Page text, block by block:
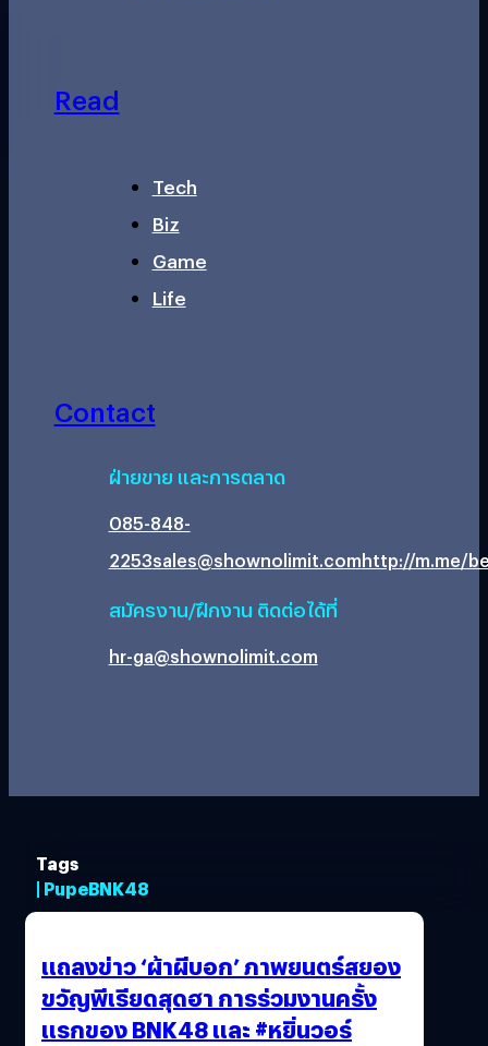
Read
Tech
Biz
Game
Life
Contact
ฝ่ายขาย และการตลาด
085-848-
2253sales@shownolimit.comhttp://m.me/
สมัครงาน/ฝึกงาน ติดต่อได้ที่
hr-ga@shownolimit.com
Tags
| PupeBNK48
แถลงข่าว ‘ผ้าผีบอก’ ภาพยนตร์สยอง
ขวัญพีเรียดสุดฮา การร่วมงานครั้ง
แรกของ BNK48 และ #หยิ่นวอร์